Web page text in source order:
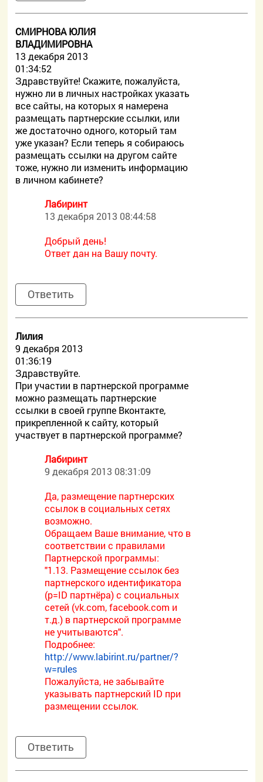
СМИРНОВА ЮЛИЯ
ВЛАДИМИРОВНА
13 декабря 2013
01:34:52
Здравствуйте! Скажите, пожалуйста,
нужно ли в личных настройках указать
все сайты, на которых я намерена
размещать партнерские ссылки, или
же достаточно одного, который там
уже указан? Если теперь я собираюсь
размещать ссылки на другом сайте
тоже, нужно ли изменить информацию
в личном кабинете?
Лабиринт
13 декабря 2013 08:44:58
Добрый день!
Ответ дан на Вашу почту.
Ответить
Лилия
9 декабря 2013
01:36:19
Здравствуйте.
При участии в партнерской программе
можно размещать партнерские
ссылки в своей группе Вконтакте,
прикрепленной к сайту, который
участвует в партнерской программе?
Лабиринт
9 декабря 2013 08:31:09
Да, размещение партнерских
ссылок в социальных сетях
возможно.
Обращаем Ваше внимание, что в
соответствии с правилами
Партнерской программы:
"1.13. Размещение ссылок без
партнерского идентификатора
(p=ID партнёра) с социальных
сетей (vk.com, facebook.com и
т.д.) в партнерской программе
не учитываются".
Подробнее:
http://www.labirint.ru/partner/?
w=rules
Пожалуйста, не забывайте
указывать партнерский ID при
размещении ссылок.
Ответить